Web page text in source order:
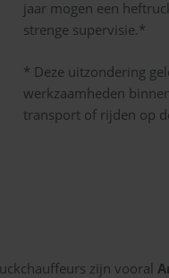
jaar mogen een
strenge supervisie.*
* Deze uitzondering
werkzaamheden
transport of rijden op
zijn vooral